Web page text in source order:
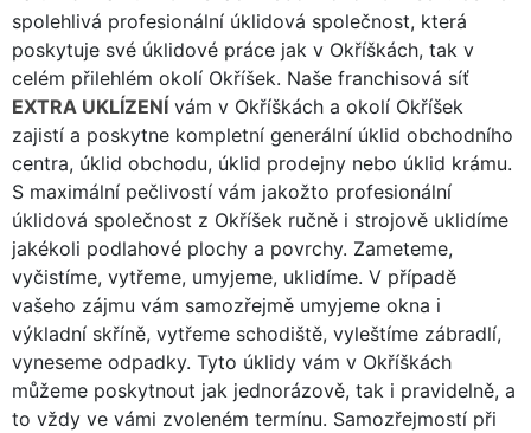
spolehlivá profesionální úklidová společnost, která
poskytuje své úklidové práce jak v Okříškách, tak v
celém přilehlém okolí Okříšek. Naše franchisová síť
EXTRA UKLÍZENÍ vám v Okříškách a okolí Okříšek
zajistí a poskytne kompletní generální úklid obchodního
centra, úklid obchodu, úklid prodejny nebo úklid krámu.
S maximální pečlivostí vám jakožto profesionální
úklidová společnost z Okříšek ručně i strojově uklidíme
jakékoli podlahové plochy a povrchy. Zameteme,
vyčistíme, vytřeme, umyjeme, uklidíme. V případě
vašeho zájmu vám samozřejmě umyjeme okna i
výkladní skříně, vytřeme schodiště, vyleštíme zábradlí,
vyneseme odpadky. Tyto úklidy vám v Okříškách
můžeme poskytnout jak jednorázově, tak i pravidelně, a
to vždy ve vámi zvoleném termínu. Samozřejmostí při